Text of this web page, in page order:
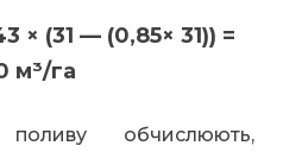
× (31 — (0,85× 31)) =
м³/га
обчислюють,